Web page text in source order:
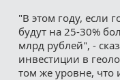
"В этом году, если
будут на 25-30%
млрд рублей", -
инвестиции в
том же уровне, что